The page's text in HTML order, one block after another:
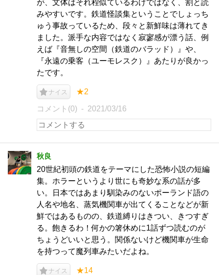
が、文体はそれ程似ているわけではなく、割と読
みやすいです。鉄道怪談集ということでしょっち
ゅう事故っているため、段々と新鮮味は薄れてき
ました。派手な内容ではなく寂寥感が漂う話、例
えば『音無しの空間（鉄道のバラッド）』や、
『永遠の乗客（ユーモレスク）』あたりが良かっ
たです。
ナイス ★2
コメント(0) 2021/03/16
秋良
20世紀初頭の鉄道をテーマにした恐怖小説の短編
集。ホラーというより世にも奇妙な系の話が多
い。日本ではあまり馴染みのないポーランド語の
人名や地名、蒸気機関車が出てくることなどが新
鮮ではあるものの、鉄道縛りはきつい、きつすぎ
る。飽きるわ！何かの箸休めに1話ずつ読むのが
ちょうどいいと思う。関係ないけど機関車が生命
を持つって魔列車みたいだよね。
ナイス ★14